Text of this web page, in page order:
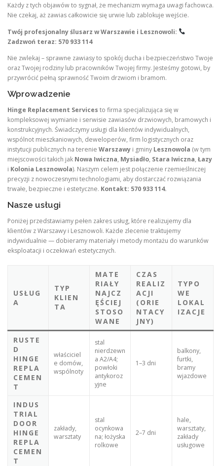
Każdy z tych objawów to sygnał, że mechanizm wymaga uwagi fachowca.
Nie czekaj, aż zawias całkowicie się urwie lub zablokuje wejście.
Twój profesjonalny ślusarz w Warszawie i Lesznowoli:
Zadzwoń teraz: 570 933 114
Nie zwlekaj – sprawne zawiasy to spokój ducha i bezpieczeństwo Twoje
oraz Twojej rodziny lub pracowników Twojej firmy. Jesteśmy gotowi, by
przywrócić pełną sprawność Twoim drzwiom i bramom.
Wprowadzenie
Hinge Replacement Services to firma specjalizująca się w
kompleksowej wymianie i serwisie zawiasów drzwiowych, bramowych i
konstrukcyjnych. Świadczymy usługi dla klientów indywidualnych,
wspólnot mieszkaniowych, deweloperów, firm logistycznych oraz
instytucji publicznych na terenie Warszawy i gminy Lesznowola (w tym
miejscowości takich jak Nowa Iwiczna, Mysiadło, Stara Iwiczna, Łazy
i Kolonia Lesznowola). Naszym celem jest połączenie rzemieślniczej
precyzji z nowoczesnymi technologiami, aby dostarczać rozwiązania
trwałe, bezpieczne i estetyczne. Kontakt: 570 933 114.
Nasze usługi
Poniżej przedstawiamy pełen zakres usług, które realizujemy dla
klientów z Warszawy i Lesznowoli. Każde zlecenie traktujemy
indywidualnie — dobieramy materiały i metody montażu do warunków
eksploatacji i oczekiwań estetycznych.
USŁUG
A
TYP
KLIEN
TA
MATE
RIAŁY
NAJCZ
ĘŚCIEJ
STOSO
WANE
CZAS
REALIZ
ACJI
(ORIE
NTACY
JNY)
TYPO
WE
LOKAL
IZACJE
RUSTE
D
HINGE
REPLA
CEMEN
T
właściciel
e domów,
wspólnoty
stal
nierdzewn
a A2/A4;
powłoki
antykoroz
yjne
1–3 dni
balkony,
furtki,
bramy
wjazdowe
INDUS
TRIAL
DOOR
HINGE
REPLA
CEMEN
T
zakłady,
warsztaty
stal
ocynkowa
na; łożyska
rolkowe
2–7 dni
hale,
warsztaty,
zakłady
usługowe